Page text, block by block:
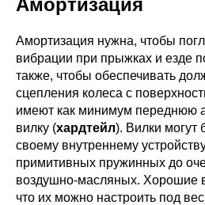
Амортизация нужна, чтобы
вибрации при прыжках и езде
также, чтобы обеспечивать
сцепления колеса с
имеют как минимум переднюю
вилку (хардтейл). Вилки могут
своему внутреннему
примитивных пружинных до
воздушно-масляных. Хорошие
что их можно настроить под